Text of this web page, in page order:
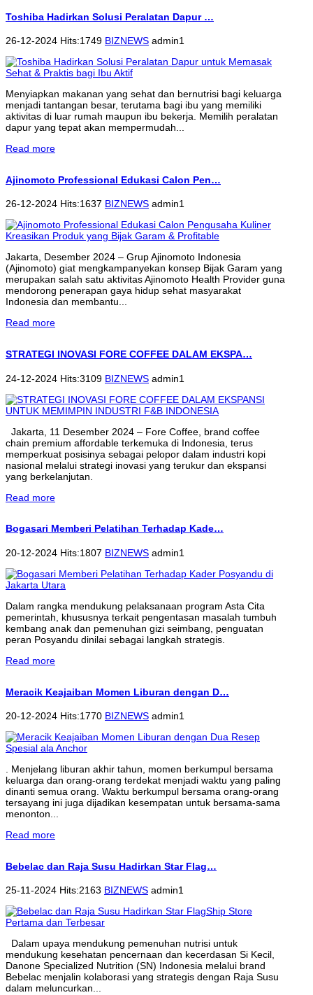
Toshiba Hadirkan Solusi Peralatan Dapur …
26-12-2024 Hits:1749 BIZNEWS admin1
Menyiapkan makanan yang sehat dan bernutrisi bagi keluarga
menjadi tantangan besar, terutama bagi ibu yang memiliki
aktivitas di luar rumah maupun ibu bekerja. Memilih peralatan
dapur yang tepat akan mempermudah...
Read more
Ajinomoto Professional Edukasi Calon Pen…
26-12-2024 Hits:1637 BIZNEWS admin1
Jakarta, Desember 2024 – Grup Ajinomoto Indonesia
(Ajinomoto) giat mengkampanyekan konsep Bijak Garam yang
merupakan salah satu aktivitas Ajinomoto Health Provider guna
mendorong penerapan gaya hidup sehat masyarakat
Indonesia dan membantu...
Read more
STRATEGI INOVASI FORE COFFEE DALAM EKSPA…
24-12-2024 Hits:3109 BIZNEWS admin1
Jakarta, 11 Desember 2024 – Fore Coffee, brand coffee
chain premium affordable terkemuka di Indonesia, terus
memperkuat posisinya sebagai pelopor dalam industri kopi
nasional melalui strategi inovasi yang terukur dan ekspansi
yang berkelanjutan.
Read more
Bogasari Memberi Pelatihan Terhadap Kade…
20-12-2024 Hits:1807 BIZNEWS admin1
Dalam rangka mendukung pelaksanaan program Asta Cita
pemerintah, khususnya terkait pengentasan masalah tumbuh
kembang anak dan pemenuhan gizi seimbang, penguatan
peran Posyandu dinilai sebagai langkah strategis.
Read more
Meracik Keajaiban Momen Liburan dengan D…
20-12-2024 Hits:1770 BIZNEWS admin1
. Menjelang liburan akhir tahun, momen berkumpul bersama
keluarga dan orang-orang terdekat menjadi waktu yang paling
dinanti semua orang. Waktu berkumpul bersama orang-orang
tersayang ini juga dijadikan kesempatan untuk bersama-sama
menonton...
Read more
Bebelac dan Raja Susu Hadirkan Star Flag…
25-11-2024 Hits:2163 BIZNEWS admin1
Dalam upaya mendukung pemenuhan nutrisi untuk
mendukung kesehatan pencernaan dan kecerdasan Si Kecil,
Danone Specialized Nutrition (SN) Indonesia melalui brand
Bebelac menjalin kolaborasi yang strategis dengan Raja Susu
dalam meluncurkan...